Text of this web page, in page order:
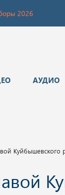
2026
АУДИО
Куйбышевского